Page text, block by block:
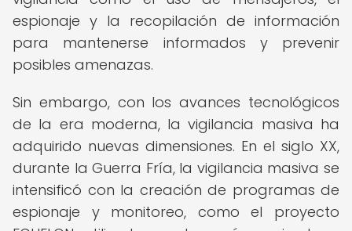
espionaje y la recopilación de información
para mantenerse informados y prevenir
posibles amenazas.
Sin embargo, con los avances tecnológicos
de la era moderna, la vigilancia masiva ha
adquirido nuevas dimensiones. En el siglo XX,
durante la Guerra Fría, la vigilancia masiva se
intensificó con la creación de programas de
espionaje y monitoreo, como el proyecto